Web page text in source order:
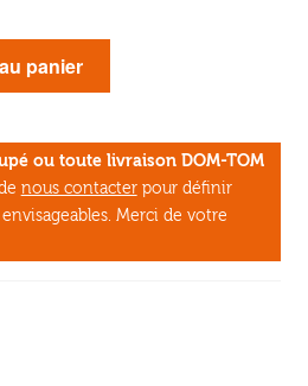
panier
ou toute livraison DOM-TOM
nous contacterpour définir
Merci de votre